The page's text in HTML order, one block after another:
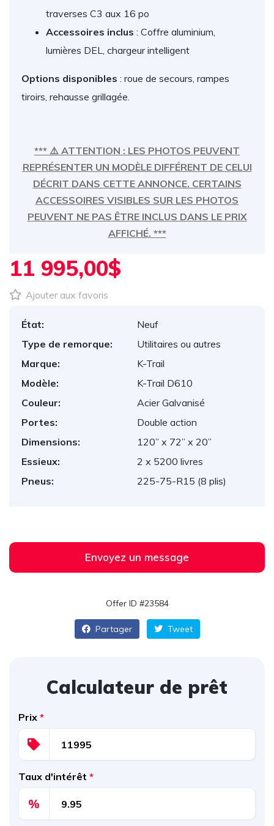
traverses C3 aux 16 po
Accessoires inclus : Coffre aluminium,
lumières DEL, chargeur intelligent
Options disponibles : roue de secours, rampes
tiroirs, rehausse grillagée.
*** ⚠️ ATTENTION : LES PHOTOS PEUVENT
REPRÉSENTER UN MODÈLE DIFFÉRENT DE CELUI
DÉCRIT DANS CETTE ANNONCE. CERTAINS
ACCESSOIRES VISIBLES SUR LES PHOTOS
PEUVENT NE PAS ÊTRE INCLUS DANS LE PRIX
AFFICHÉ. ***
11 995,00$
Ajouter aux favoris
État:
Neuf
Type de remorque:
Utilitaires ou autres
Marque:
K-Trail
Modèle:
K-Trail D610
Couleur:
Acier Galvanisé
Portes:
Double action
Dimensions:
120” x 72” x 20”
Essieux:
2 x 5200 livres
Pneus:
225-75-R15 (8 plis)
Envoyez un message
Offer ID #23584
Partager Tweet
Calculateur de prêt
Prix *
Taux d'intérêt *
%